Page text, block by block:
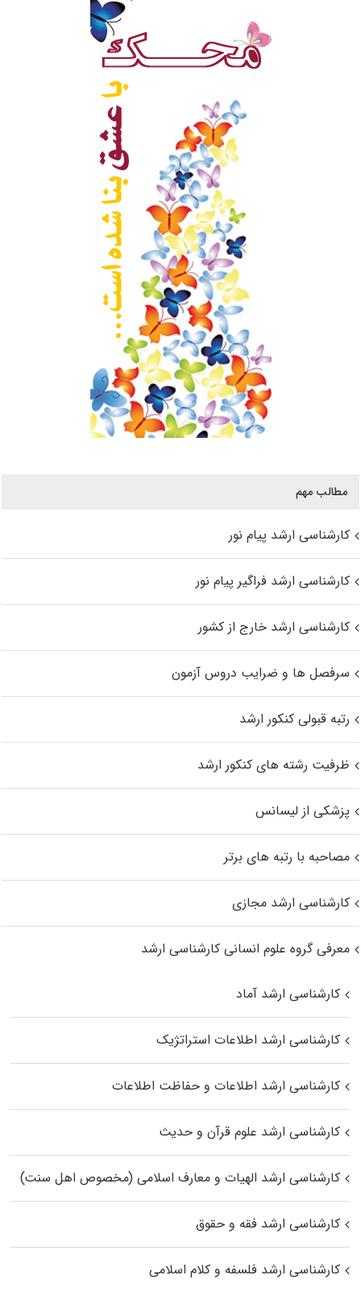
مطالب مهم
کارشناسی ارشد پیام نور
کارشناسی ارشد فراگیر پیام نور
کارشناسی ارشد خارج از کشور
سرفصل ها و ضرایب دروس آزمون
رتبه قبولی کنکور ارشد
ظرفیت رشته های کنکور ارشد
پزشکی از لیسانس
مصاحبه با رتبه های برتر
کارشناسی ارشد مجازی
معرفی گروه علوم انسانی کارشناسی ارشد
کارشناسی ارشد آماد
کارشناسی ارشد اطلاعات استراتژیک
کارشناسی ارشد اطلاعات و حفاظت اطلاعات
کارشناسی ارشد علوم قرآن و حدیث
کارشناسی ارشد الهیات و معارف اسلامی (مخصوص اهل سنت)
کارشناسی ارشد فقه و حقوق
کارشناسی ارشد فلسفه و کلام اسلامی